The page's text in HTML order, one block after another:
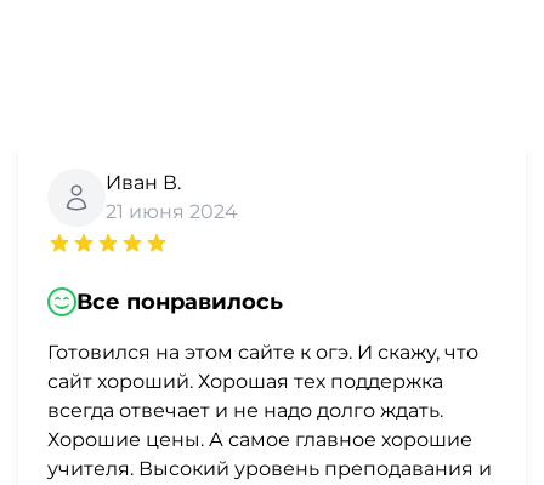
Иван В.
21 июня 2024
Все понравилось
Готовился на этом сайте к огэ. И скажу, что
сайт хороший. Хорошая тех поддержка
всегда отвечает и не надо долго ждать.
Хорошие цены. А самое главное хорошие
учителя. Высокий уровень преподавания и